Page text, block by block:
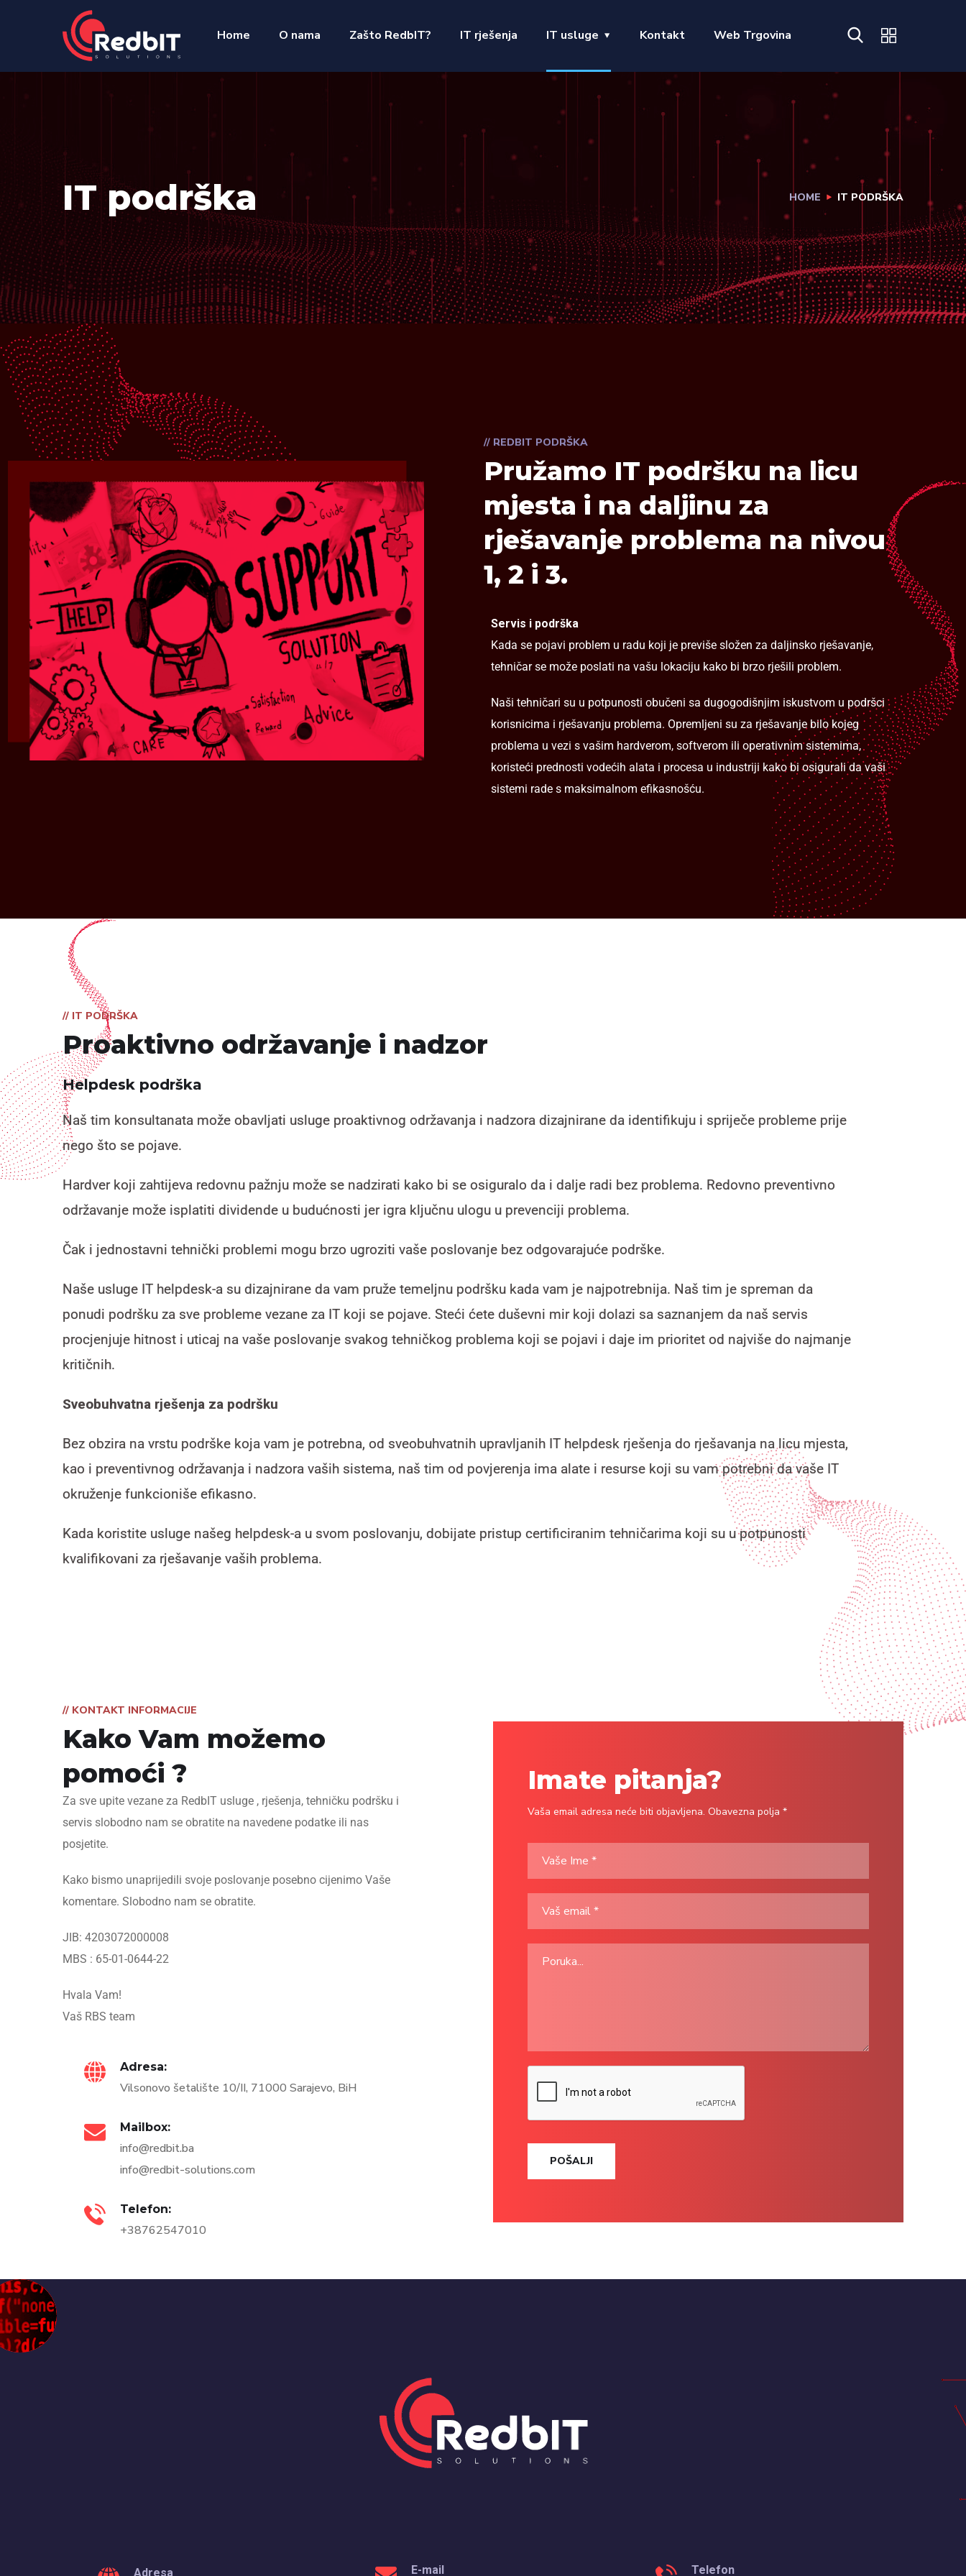
Home O nama Zašto RedbIT? IT rješenja IT usluge Kontakt Web Trgovina
IT podrška HOME IT PODRŠKA
// REDBIT PODRŠKA
Pružamo IT podršku na licu
mjesta i na daljinu za
rješavanje problema na nivou
1, 2 i 3.
Servis i podrška
Kada se pojavi problem u radu koji je previše složen za daljinsko rješavanje,
tehničar se može poslati na vašu lokaciju kako bi brzo rješili problem.
Naši tehničari su u potpunosti obučeni sa dugogodišnjim iskustvom u podršci
korisnicima i rješavanju problema. Opremljeni su za rješavanje bilo kojeg
problema u vezi s vašim hardverom, softverom ili operativnim sistemima,
koristeći prednosti vodećih alata i procesa u industriji kako bi osigurali da vaši
sistemi rade s maksimalnom efikasnošću.
// IT PODRŠKA
Proaktivno održavanje i nadzor
Helpdesk podrška
Naš tim konsultanata može obavljati usluge proaktivnog održavanja i nadzora dizajnirane da identifikuju i spriječe probleme prije
nego što se pojave.
Hardver koji zahtijeva redovnu pažnju može se nadzirati kako bi se osiguralo da i dalje radi bez problema. Redovno preventivno
održavanje može isplatiti dividende u budućnosti jer igra ključnu ulogu u prevenciji problema.
Čak i jednostavni tehnički problemi mogu brzo ugroziti vaše poslovanje bez odgovarajuće podrške.
Naše usluge IT helpdesk-a su dizajnirane da vam pruže temeljnu podršku kada vam je najpotrebnija. Naš tim je spreman da
ponudi podršku za sve probleme vezane za IT koji se pojave. Steći ćete duševni mir koji dolazi sa saznanjem da naš servis
procjenjuje hitnost i uticaj na vaše poslovanje svakog tehničkog problema koji se pojavi i daje im prioritet od najviše do najmanje
kritičnih.
Sveobuhvatna rješenja za podršku
Bez obzira na vrstu podrške koja vam je potrebna, od sveobuhvatnih upravljanih IT helpdesk rješenja do rješavanja na licu mjesta,
kao i preventivnog održavanja i nadzora vaših sistema, naš tim od povjerenja ima alate i resurse koji su vam potrebni da vaše IT
okruženje funkcioniše efikasno.
Kada koristite usluge našeg helpdesk-a u svom poslovanju, dobijate pristup certificiranim tehničarima koji su u potpunosti
kvalifikovani za rješavanje vaših problema.
// KONTAKT INFORMACIJE
Kako Vam možemo
pomoći ?
Za sve upite vezane za RedbIT usluge , rješenja, tehničku podršku i
servis slobodno nam se obratite na navedene podatke ili nas
posjetite.
Kako bismo unaprijedili svoje poslovanje posebno cijenimo Vaše
komentare. Slobodno nam se obratite.
JIB: 4203072000008
MBS : 65-01-0644-22
Hvala Vam!
Vaš RBS team
Adresa:
Vilsonovo šetalište 10/II, 71000 Sarajevo, BiH
Mailbox:
info@redbit.ba
info@redbit-solutions.com
Telefon:
+38762547010
Imate pitanja?
Vaša email adresa neće biti objavljena. Obavezna polja *
POŠALJI
Adresa E-mail Telefon